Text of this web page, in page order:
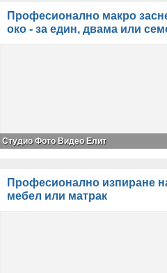
Професионално макро
око - за един, двама или
Студио Фото Видео Елит
Професионално изпиране
мебел или матрак